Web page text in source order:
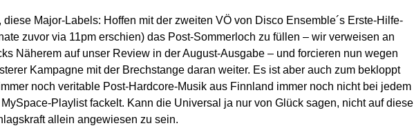
diese Major-Labels: Hoffen mit der zweiten VÖ von Disco Ensemble´s Erste-Hilfe-
zuvor via 11pm erschien) das Post-Sommerloch zu füllen – wir verweisen an
Näherem auf unser Review in der August-Ausgabe – und forcieren nun wegen
Kampagne mit der Brechstange daran weiter. Es ist aber auch zum bekloppt
noch veritable Post-Hardcore-Musik aus Finnland immer noch nicht bei jedem
Playlist fackelt. Kann die Universal ja nur von Glück sagen, nicht auf diese
allein angewiesen zu sein.